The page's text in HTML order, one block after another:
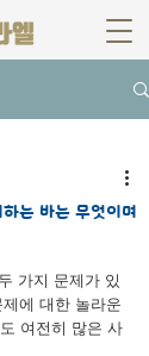
는 바는 무엇이며
가지 문제가 있
에 대한 놀라운
여전히 많은 사